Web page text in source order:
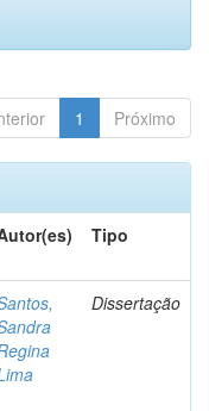
1 Próximo
Tipo
Dissertação